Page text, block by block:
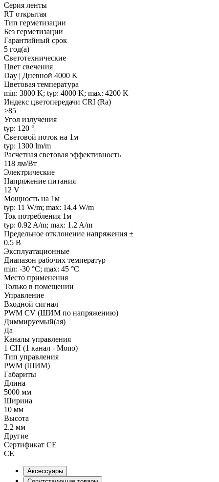
Серия ленты
RT открытая
Тип герметизации
Без герметизации
Гарантийный срок
5 год(а)
Светотехнические
Цвет свечения
Day | Дневной 4000 K
Цветовая температура
min: 3800 K; typ: 4000 K; max: 4200 K
Индекс цветопередачи CRI (Ra)
>85
Угол излучения
typ: 120 °
Световой поток на 1м
typ: 1300 lm/m
Расчетная световая эффективность
118 лм/Вт
Электрические
Напряжение питания
12 V
Мощность на 1м
typ: 11 W/m; max: 14.4 W/m
Ток потребления 1м
typ: 0.92 A/m; max: 1.2 A/m
Предельное отклонение напряжения ±
0.5 В
Эксплуатационные
Диапазон рабочих температур
min: -30 °C; max: 45 °C
Место применения
Только в помещении
Управление
Входной сигнал
PWM СV (ШИМ по напряжению)
Диммируемый(ая)
Да
Каналы управления
1 CH (1 канал - Mono)
Тип управления
PWM (ШИМ)
Габариты
Длина
5000 мм
Ширина
10 мм
Высота
2.2 мм
Другие
Сертификат CE
CE
Аксессуары